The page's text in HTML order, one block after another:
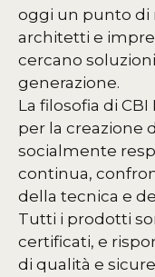
oggi un punto di
architetti e
cercano
generazione.
La filosofia di
per la creazione
socialmente
continua,
della tecnica e
Tutti i prodotti
certificati, e
di qualità e